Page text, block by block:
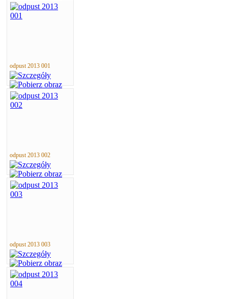
odpust 2013 001
odpust 2013 002
odpust 2013 003